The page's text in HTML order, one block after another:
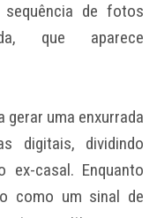
de fotos
que aparece
uma enxurrada
digitais, dividindo
casal. Enquanto
como um sinal de